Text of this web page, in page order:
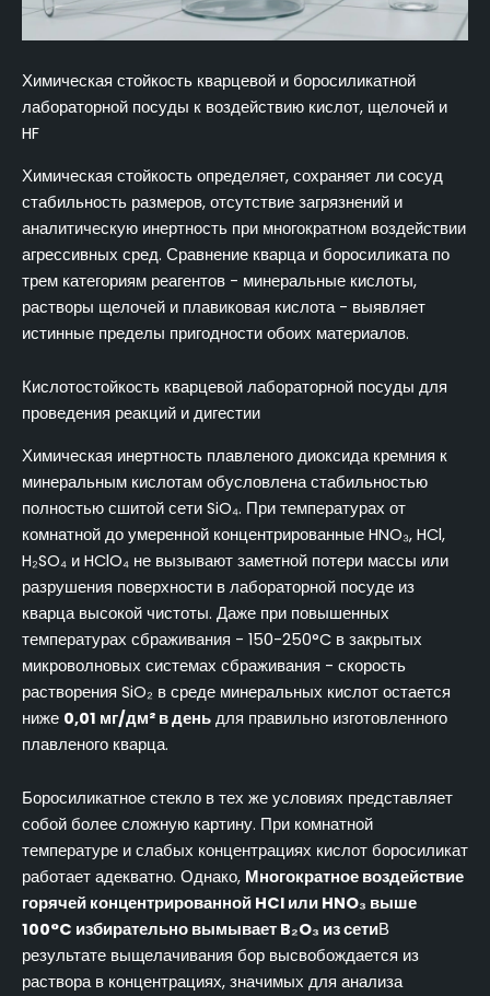
Химическая стойкость кварцевой и боросиликатной
лабораторной посуды к воздействию кислот, щелочей и
HF
Химическая стойкость определяет, сохраняет ли сосуд
стабильность размеров, отсутствие загрязнений и
аналитическую инертность при многократном воздействии
агрессивных сред. Сравнение кварца и боросиликата по
трем категориям реагентов - минеральные кислоты,
растворы щелочей и плавиковая кислота - выявляет
истинные пределы пригодности обоих материалов.
Кислотостойкость кварцевой лабораторной посуды для
проведения реакций и дигестии
Химическая инертность плавленого диоксида кремния к
минеральным кислотам обусловлена стабильностью
полностью сшитой сети SiO₄. При температурах от
комнатной до умеренной концентрированные HNO₃, HCl,
H₂SO₄ и HClO₄ не вызывают заметной потери массы или
разрушения поверхности в лабораторной посуде из
кварца высокой чистоты. Даже при повышенных
температурах сбраживания - 150-250°C в закрытых
микроволновых системах сбраживания - скорость
растворения SiO₂ в среде минеральных кислот остается
ниже 0,01 мг/дм² в день для правильно изготовленного
плавленого кварца.
Боросиликатное стекло в тех же условиях представляет
собой более сложную картину. При комнатной
температуре и слабых концентрациях кислот боросиликат
работает адекватно. Однако, Многократное воздействие
горячей концентрированной HCl или HNO₃ выше
100°C избирательно вымывает B₂O₃ из сетиВ
результате выщелачивания бор высвобождается из
раствора в концентрациях, значимых для анализа